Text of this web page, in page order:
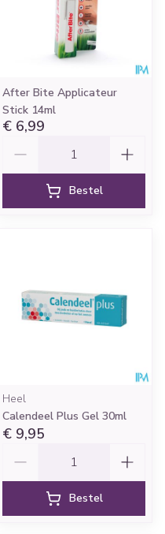
After Bite Applicateur
Stick 14ml
€ 6,99
Bestel
Heel
Calendeel Plus Gel 30ml
€ 9,95
Bestel